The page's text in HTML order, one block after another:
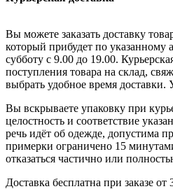
Вы можете заказать доставку
который прибудет по указанному
субботу с 9.00 до 19.00.
поступления товара на склад,
выбрать удобное время доставки.
Вы вскрываете упаковку при
целостность и соответствие
речь идёт об одежде, допустима
примерки ограничено 15
отказаться частично или
Доставка бесплатна при заказе от